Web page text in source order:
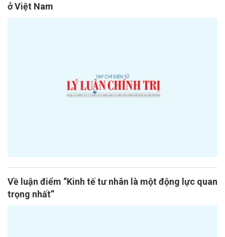
ở Việt Nam
Về luận điểm “Kinh tế tư nhân là một động lực quan
trọng nhất”